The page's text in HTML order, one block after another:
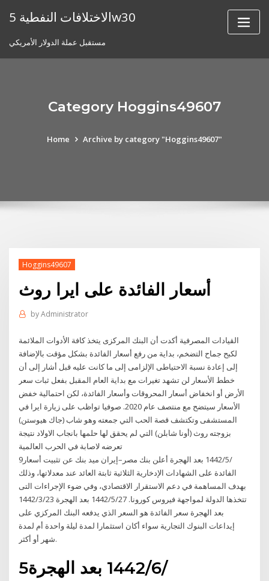
الاختلافات النفطية 5w30
مستقبل عملة الدولار الأمريكي
Category Hoggins49607
Home Archive by category "Hoggins49607"
Hoggins49607
أسعار الفائدة على ايرا روث
byAdministrator
القيادات المصرفية أكدت أن البنك المركزى يتخذ كافة الأدوات الملائمة
لكبح جماح التضخم، بداية من رفع أسعار الفائدة بشكل مؤقت بالإضافة
إلى إعادة نسبة الاحتياطى الإلزامى إلى ما كانت عليه قبل أشار إلى أن
خطط الأسعار لن تشهد تغيرات مع بداية العام المقبل بفعل ثبات سعر
اﻷرض أو انخفاض أسعار المحروقات وأسعار الفائدة، لكن احتمالية خفض
اﻷسعار سيتضح مع منتصف عام 2020. صوفيا تواظب على زيارة ايرا في
المستشفى وتكتشف قصة الحب التي جمعته وهو شاب (جاك هيوستن)
بزوجته روث (أونا شابلن) التي لم يحقق لها حلمها بانجاب الاولاد نتيجة
تعرضه لاصابة في الحرب العالمية
9‏‏/5‏‏/1442 بعد الهجرة أعلن بنك مصر–إيران ميد بنك عن تثبيت أسعار
الفائدة على الشهادات الإدخارية الثلاثية ثابتة العائد عند معدلاتها، وذلك
بهدف المساهمة في دعم الاستقرار الاقتصادي، وفي ضوء الإجراءات التى
تتخذها الدولة لمواجهة فيروس كورونا. 27‏‏/5‏‏/1442 بعد الهجرة 23‏‏/3‏‏/1442
بعد الهجرة سعر الفائدة هو السعر الذي يدفعه البنك المركزي على
إيداعات البنوك التجارية سواء أكان استثمارا لمدة ليلة واحدة أم لمدة
شهر أو أكثر.
5‏‏/6‏‏/1442 بعد الهجرة